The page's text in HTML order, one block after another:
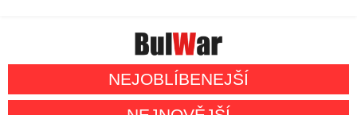
NEJOBLÍBENEJŠÍ